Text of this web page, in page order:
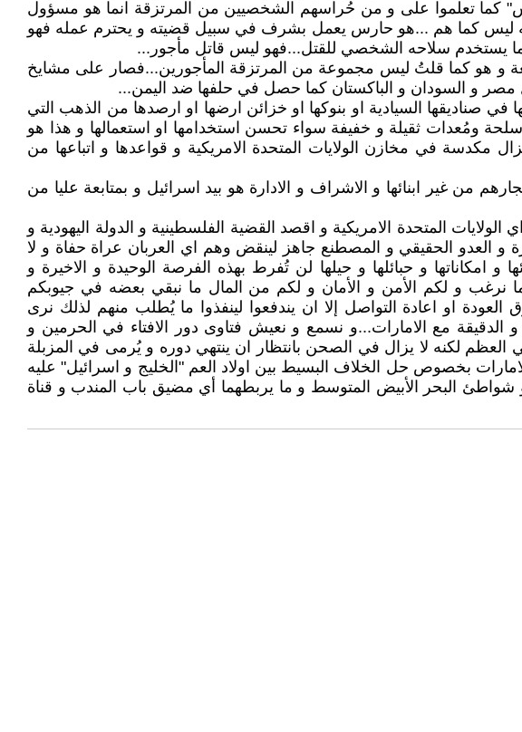
كما تعلموا على و من حُراسهم الشخصيين من المرتزقة انما هو مسؤول
ليس كما هم ...هو حارس يعمل بشرف في سبيل قضيته و يحترم عمله فهو
ما يستخدم سلاحه الشخصي للقتل...فهو ليس قاتل مأجور...
و هو كما قلتُ ليس مجموعة من المرتزقة المأجورين...فصار على مشايخ
مصر و السودان و الباكستان كما حصل في حلفها ضد اليمن...
صناديقها السيادية او بنوكها او خزائن ارضها او ارصدها من الذهب التي
ومُعدات ثقيلة و خفيفة سواء تحسن استخدامها او استعمالها و هذا هو
مكدسة في مخازن الولايات المتحدة الامريكية و قواعدها و اتباعها من
من غير ابنائها و الاشراف و الادارة هو بيد اسرائيل و بمتابعة عليا من
المتحدة الامريكية و اقصد القضية الفلسطينية و الدولة اليهودية و
و العدو الحقيقي و المصطنع جاهز لينقض وهم اي العربان عراة حفاة و لا
و امكاناتها و حبائلها و حيلها لن تُفرط بهذه الفرصة الوحيدة و الاخيرة و
نرغب و لكم الأمن و الأمان و لكم من المال ما نبقي بعضه في جيوبكم
او اعادة التواصل إلا ان يندفعوا لينفذوا ما يُطلب منهم لذلك نرى
الدقيقة مع الامارات...و نسمع و نعيش فتاوى دور الافتاء في الحرمين و
لكنه لا يزال في الصحن بانتظار ان ينتهي دوره و يُرمى في المزبلة
بخصوص حل الخلاف البسيط بين اولاد العم "الخليج و اسرائيل" عليه
البحر الأبيض المتوسط و ما يربطهما أي مضيق باب المندب و قناة